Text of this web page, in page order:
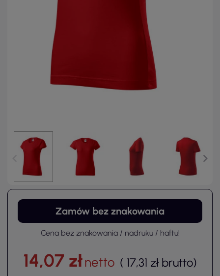
Zamów bez znakowania
Cena bez znakowania / nadruku / haftu!
14,07 złnetto ( 17,31 zł brutto)